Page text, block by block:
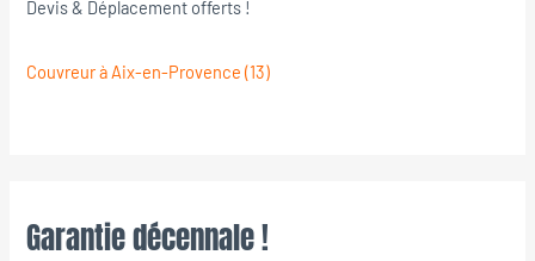
Devis & Déplacement offerts !
Couvreur à Aix-en-Provence (13)
Garantie décennale !